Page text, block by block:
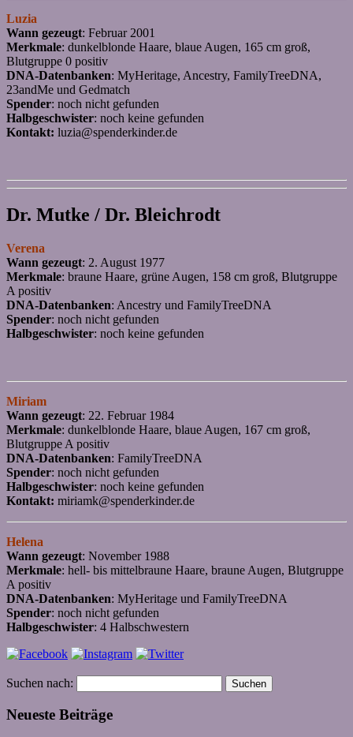
Luzia
Wann gezeugt: Februar 2001
Merkmale: dunkelblonde Haare, blaue Augen, 165 cm groß,
Blutgruppe 0 positiv
DNA-Datenbanken: MyHeritage, Ancestry, FamilyTreeDNA,
23andMe und Gedmatch
Spender: noch nicht gefunden
Halbgeschwister: noch keine gefunden
Kontakt: luzia@spenderkinder.de
Dr. Mutke / Dr. Bleichrodt
Verena
Wann gezeugt: 2. August 1977
Merkmale: braune Haare, grüne Augen, 158 cm groß, Blutgruppe
A positiv
DNA-Datenbanken: Ancestry und FamilyTreeDNA
Spender: noch nicht gefunden
Halbgeschwister: noch keine gefunden
Miriam
Wann gezeugt: 22. Februar 1984
Merkmale: dunkelblonde Haare, blaue Augen, 167 cm groß,
Blutgruppe A positiv
DNA-Datenbanken: FamilyTreeDNA
Spender: noch nicht gefunden
Halbgeschwister: noch keine gefunden
Kontakt: miriamk@spenderkinder.de
Helena
Wann gezeugt: November 1988
Merkmale: hell- bis mittelbraune Haare, braune Augen, Blutgruppe
A positiv
DNA-Datenbanken: MyHeritage und FamilyTreeDNA
Spender: noch nicht gefunden
Halbgeschwister: 4 Halbschwestern
Suchen nach:
Neueste Beiträge